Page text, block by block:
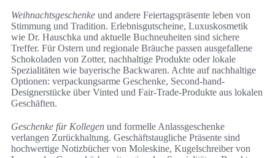
Weihnachtsgeschenke und andere Feiertagspräsente leben von
Stimmung und Tradition. Erlebnisgutscheine, Luxuskosmetik
wie Dr. Hauschka und aktuelle Buchneuheiten sind sichere
Treffer. Für Ostern und regionale Bräuche passen ausgefallene
Schokoladen von Zotter, nachhaltige Produkte oder lokale
Spezialitäten wie bayerische Backwaren. Achte auf nachhaltige
Optionen: verpackungsarme Geschenke, Second‑hand-
Designerstücke über Vinted und Fair‑Trade-Produkte aus lokalen
Geschäften.
Geschenke für Kollegen und formelle Anlassgeschenke
verlangen Zurückhaltung. Geschäftstaugliche Präsente sind
hochwertige Notizbücher von Moleskine, Kugelschreiber von